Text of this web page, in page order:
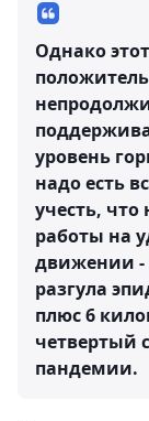
Однако
уровень
надо есть
учесть,
работы на
движении -
разгула
плюс 6
четвертый
пандемии.